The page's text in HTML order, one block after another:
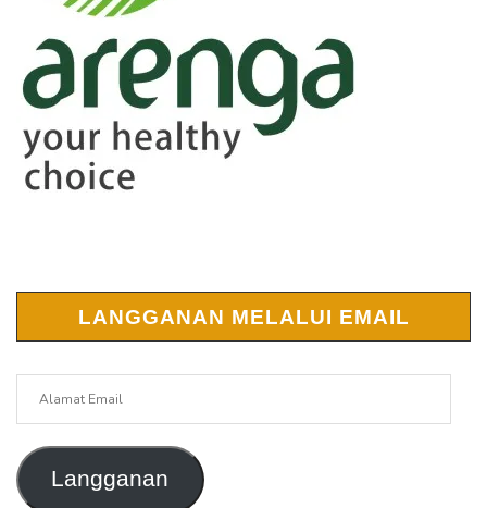
LANGGANAN MELALUI EMAIL
Langganan